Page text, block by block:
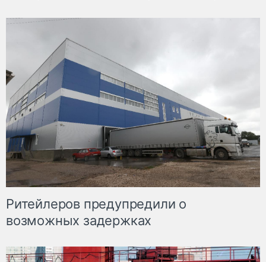
Ритейлеров предупредили о
возможных задержках